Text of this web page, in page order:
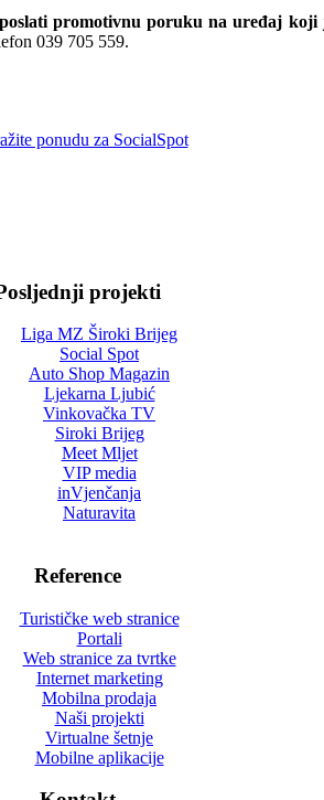
poslati promotivnu poruku na uređaj koji
039 705 559.
ponudu za SocialSpot
projekti
Liga MZ Široki Brijeg
Social Spot
Auto Shop Magazin
Ljekarna Ljubić
Vinkovačka TV
Siroki Brijeg
Meet Mljet
VIP media
inVjenčanja
Naturavita
Reference
Turističke web stranice
Portali
Web stranice za tvrtke
Internet marketing
Mobilna prodaja
Naši projekti
Virtualne šetnje
Mobilne aplikacije